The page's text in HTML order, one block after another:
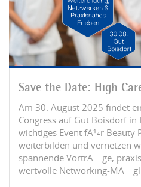
Save the Date: High
Am 30. August 2025 findet
Congress auf Gut Boisdorf in
wichtiges Event fÃ¼r Beauty
weiterbilden und vernetzen
spannende VortrÃ¤ge,
wertvolle Networking-